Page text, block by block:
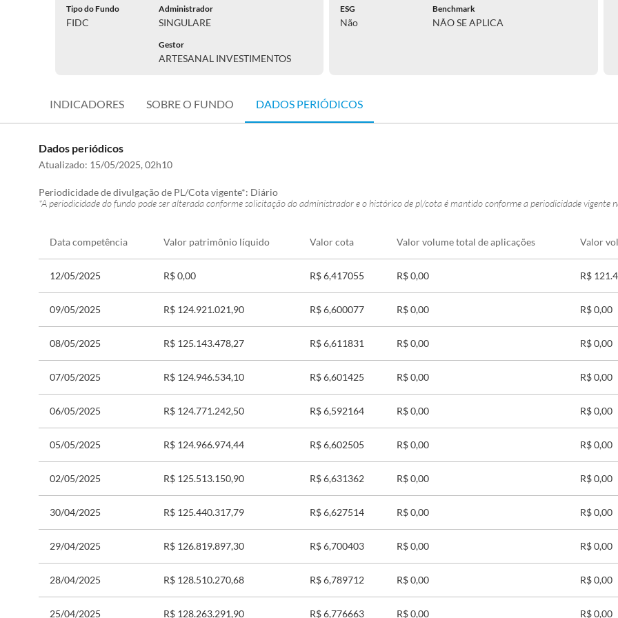
Tipo do Fundo
FIDC
Administrador
SINGULARE
Gestor
ARTESANAL INVESTIMENTOS
ESG
Não
Benchmark
NÃO SE APLICA
INDICADORES SOBRE O FUNDO DADOS PERIÓDICOS
Dados periódicos
Atualizado: 15/05/2025, 02h10
Periodicidade de divulgação de PL/Cota vigente*: Diário
*A periodicidade do fundo pode ser alterada conforme solicitação do administrador e o histórico de pl/cota é mantido conforme a periodicidade vigente
Data competência Valor patrimônio líquido Valor cota Valor volume total de aplicações Valor
12/05/2025 R$ 0,00 R$ 6,417055 R$ 0,00 R$
09/05/2025 R$ 124.921.021,90 R$ 6,600077 R$ 0,00 R$ 0,00
08/05/2025 R$ 125.143.478,27 R$ 6,611831 R$ 0,00 R$ 0,00
07/05/2025 R$ 124.946.534,10 R$ 6,601425 R$ 0,00 R$ 0,00
06/05/2025 R$ 124.771.242,50 R$ 6,592164 R$ 0,00 R$ 0,00
05/05/2025 R$ 124.966.974,44 R$ 6,602505 R$ 0,00 R$ 0,00
02/05/2025 R$ 125.513.150,90 R$ 6,631362 R$ 0,00 R$ 0,00
30/04/2025 R$ 125.440.317,79 R$ 6,627514 R$ 0,00 R$ 0,00
29/04/2025 R$ 126.819.897,30 R$ 6,700403 R$ 0,00 R$ 0,00
28/04/2025 R$ 128.510.270,68 R$ 6,789712 R$ 0,00 R$ 0,00
25/04/2025 R$ 128.263.291,90 R$ 6,776663 R$ 0,00 R$ 0,00